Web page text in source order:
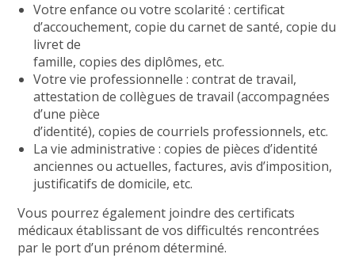
Votre enfance ou votre scolarité : certificat
d’accouchement, copie du carnet de santé, copie du
livret de
famille, copies des diplômes, etc.
Votre vie professionnelle : contrat de travail,
attestation de collègues de travail (accompagnées
d’une pièce
d’identité), copies de courriels professionnels, etc.
La vie administrative : copies de pièces d’identité
anciennes ou actuelles, factures, avis d’imposition,
justificatifs de domicile, etc.
Vous pourrez également joindre des certificats
médicaux établissant de vos difficultés rencontrées
par le port d’un prénom déterminé.